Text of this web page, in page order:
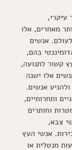
עיקרי,
מאחרים, אלו
אנשים
בהם,
קשור לתנועה,
אלו ישנה
אנשים.
ותחרותיים,
וחותרים
צבא,
אנשי העץ
מנטלית או